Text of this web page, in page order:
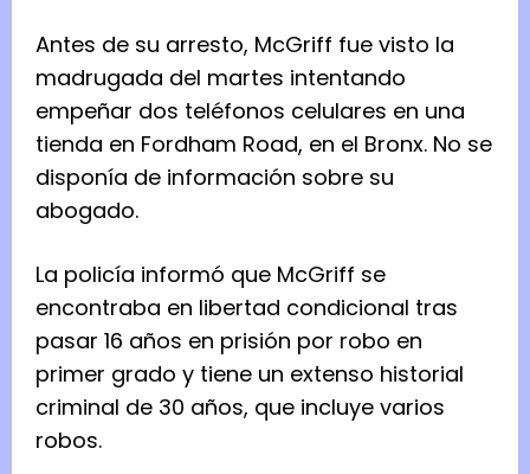
Antes de su arresto, McGriff fue visto la
madrugada del martes intentando
empeñar dos teléfonos celulares en una
tienda en Fordham Road, en el Bronx. No se
disponía de información sobre su
abogado.
La policía informó que McGriff se
encontraba en libertad condicional tras
pasar 16 años en prisión por robo en
primer grado y tiene un extenso historial
criminal de 30 años, que incluye varios
robos.